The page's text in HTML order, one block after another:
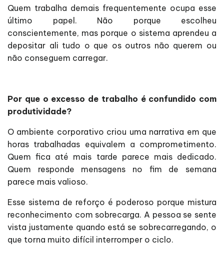
Quem trabalha demais frequentemente ocupa esse
último papel. Não porque escolheu
conscientemente, mas porque o sistema aprendeu a
depositar ali tudo o que os outros não querem ou
não conseguem carregar.
Por que o excesso de trabalho é confundido com
produtividade?
O ambiente corporativo criou uma narrativa em que
horas trabalhadas equivalem a comprometimento.
Quem fica até mais tarde parece mais dedicado.
Quem responde mensagens no fim de semana
parece mais valioso.
Esse sistema de reforço é poderoso porque mistura
reconhecimento com sobrecarga. A pessoa se sente
vista justamente quando está se sobrecarregando, o
que torna muito difícil interromper o ciclo.